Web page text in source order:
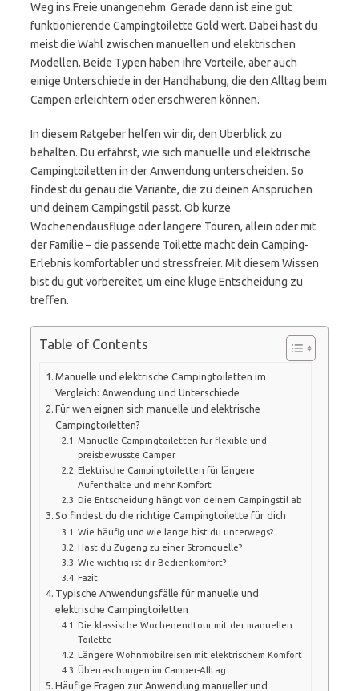
Weg ins Freie unangenehm. Gerade dann ist eine gut
funktionierende Campingtoilette Gold wert. Dabei hast du
meist die Wahl zwischen manuellen und elektrischen
Modellen. Beide Typen haben ihre Vorteile, aber auch
einige Unterschiede in der Handhabung, die den Alltag beim
Campen erleichtern oder erschweren können.
In diesem Ratgeber helfen wir dir, den Überblick zu
behalten. Du erfährst, wie sich manuelle und elektrische
Campingtoiletten in der Anwendung unterscheiden. So
findest du genau die Variante, die zu deinen Ansprüchen
und deinem Campingstil passt. Ob kurze
Wochenendausflüge oder längere Touren, allein oder mit
der Familie – die passende Toilette macht dein Camping-
Erlebnis komfortabler und stressfreier. Mit diesem Wissen
bist du gut vorbereitet, um eine kluge Entscheidung zu
treffen.
Table of Contents
Manuelle und elektrische Campingtoiletten im
Vergleich: Anwendung und Unterschiede
Für wen eignen sich manuelle und elektrische
Campingtoiletten?
Manuelle Campingtoiletten für flexible und
preisbewusste Camper
Elektrische Campingtoiletten für längere
Aufenthalte und mehr Komfort
Die Entscheidung hängt von deinem Campingstil ab
So findest du die richtige Campingtoilette für dich
Wie häufig und wie lange bist du unterwegs?
Hast du Zugang zu einer Stromquelle?
Wie wichtig ist dir Bedienkomfort?
Fazit
Typische Anwendungsfälle für manuelle und
elektrische Campingtoiletten
Die klassische Wochenendtour mit der manuellen
Toilette
Längere Wohnmobilreisen mit elektrischem Komfort
Überraschungen im Camper-Alltag
Häufige Fragen zur Anwendung manueller und